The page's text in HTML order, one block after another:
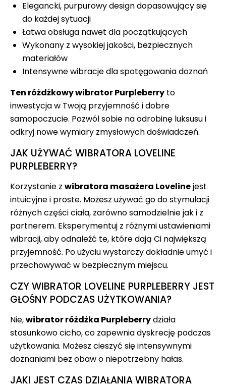
Elegancki, purpurowy design dopasowujący się
do każdej sytuacji
Łatwa obsługa nawet dla początkujących
Wykonany z wysokiej jakości, bezpiecznych
materiałów
Intensywne wibracje dla spotęgowania doznań
Ten różdżkowy wibrator Purpleberry to
inwestycja w Twoją przyjemność i dobre
samopoczucie. Pozwól sobie na odrobinę luksusu i
odkryj nowe wymiary zmysłowych doświadczeń.
JAK UŻYWAĆ WIBRATORA LOVELINE
PURPLEBERRY?
Korzystanie z wibratora masażera Lovelinejest
intuicyjne i proste. Możesz używać go do stymulacji
różnych części ciała, zarówno samodzielnie jak i z
partnerem. Eksperymentuj z różnymi ustawieniami
wibracji, aby odnaleźć te, które dają Ci największą
przyjemność. Po użyciu wystarczy dokładnie umyć i
przechowywać w bezpiecznym miejscu.
CZY WIBRATOR LOVELINE PURPLEBERRY JEST
GŁOŚNY PODCZAS UŻYTKOWANIA?
Nie,wibrator różdżka Purpleberrydziała
stosunkowo cicho, co zapewnia dyskrecję podczas
użytkowania. Możesz cieszyć się intensywnymi
doznaniami bez obaw o niepotrzebny hałas.
JAKI JEST CZAS DZIAŁANIA WIBRATORA